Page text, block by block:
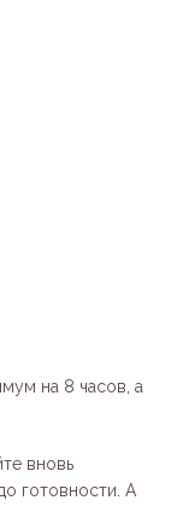
на 8 часов, а
вновь
готовности. А